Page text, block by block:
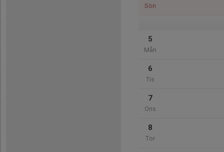
Sön
5
Mån
6
Tis
7
Ons
8
Tor